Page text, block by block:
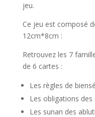
jeu.
Ce jeu est composé
12cm*8cm :
Retrouvez les 7
de 6 cartes :
Les règles de
Les obligations des
Les sunan des